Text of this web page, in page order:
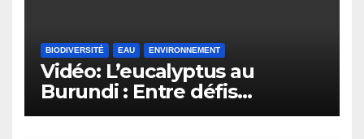
BIODIVERSITÉ EAU ENVIRONNEMENT
Vidéo: L’eucalyptus au
Burundi : Entre défis
environnementaux et